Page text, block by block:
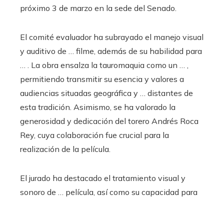
próximo 3 de marzo en la sede del Senado.
El comité evaluador ha subrayado el manejo visual
y auditivo de … filme, además de su habilidad para
… . La obra ensalza la tauromaquia como un … ,
permitiendo transmitir su esencia y valores a
audiencias situadas geográfica y … distantes de
esta tradición. Asimismo, se ha valorado la
generosidad y dedicación del torero Andrés Roca
Rey, cuya colaboración fue crucial para la
realización de la película.
El jurado ha destacado el tratamiento visual y
sonoro de … película, así como su capacidad para